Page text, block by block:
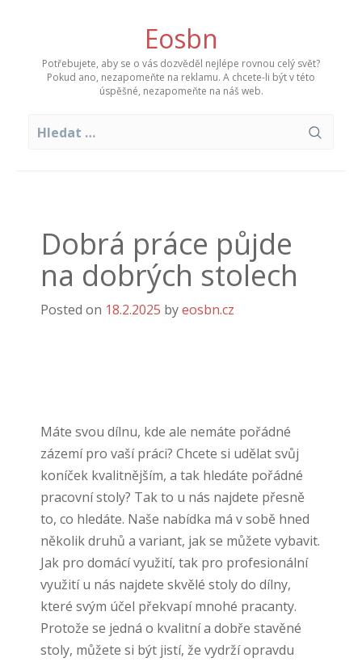
Eosbn
Potřebujete, aby se o vás dozvěděl nejlépe rovnou celý svět?
Pokud ano, nezapomeňte na reklamu. A chcete-li být v této
úspěšné, nezapomeňte na náš web.
Dobrá práce půjde
na dobrých stolech
Posted on 18.2.2025 byeosbn.cz
Máte svou dílnu, kde ale nemáte pořádné
zázemí pro vaší práci? Chcete si udělat svůj
koníček kvalitnějším, a tak hledáte pořádné
pracovní stoly? Tak to u nás najdete přesně
to, co hledáte. Naše nabídka má v sobě hned
několik druhů a variant, jak se můžete vybavit.
Jak pro domácí využití, tak pro profesionální
využití u nás najdete skvělé stoly do dílny,
které svým účel překvapí mnohé pracanty.
Protože se jedná o kvalitní a dobře stavěné
stoly, můžete si být jistí, že vydrží opravdu